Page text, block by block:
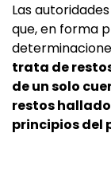
Las
que, en forma
trata de
de un solo
restos
principios del